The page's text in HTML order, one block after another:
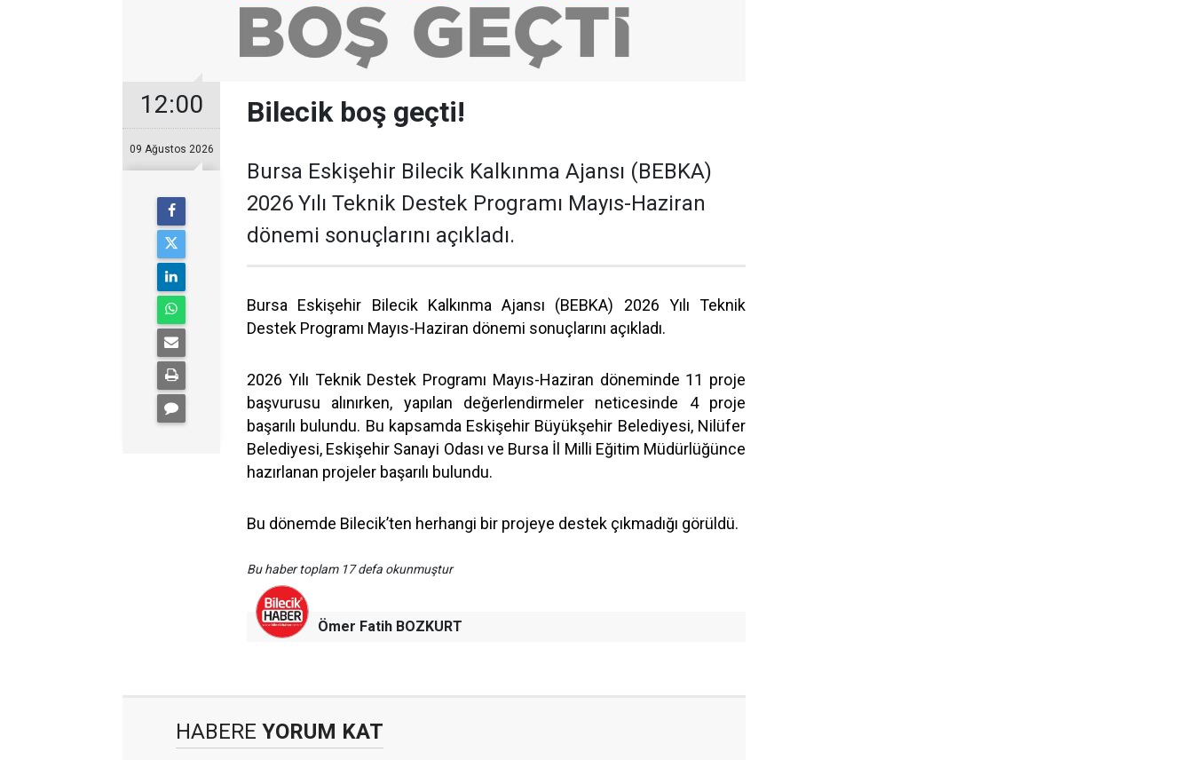
12:00
09 Ağustos 2026
Bilecik boş geçti!
Bursa Eskişehir Bilecik Kalkınma Ajansı (BEBKA)
2026 Yılı Teknik Destek Programı Mayıs-Haziran
dönemi sonuçlarını açıkladı.
Bursa Eskişehir Bilecik Kalkınma Ajansı (BEBKA) 2026 Yılı Teknik
Destek Programı Mayıs-Haziran dönemi sonuçlarını açıkladı.
2026 Yılı Teknik Destek Programı Mayıs-Haziran döneminde 11 proje
başvurusu alınırken, yapılan değerlendirmeler neticesinde 4 proje
başarılı bulundu. Bu kapsamda Eskişehir Büyükşehir Belediyesi, Nilüfer
Belediyesi, Eskişehir Sanayi Odası ve Bursa İl Milli Eğitim Müdürlüğünce
hazırlanan projeler başarılı bulundu.
Bu dönemde Bilecik’ten herhangi bir projeye destek çıkmadığı görüldü.
Bu haber toplam 17 defa okunmuştur
Ömer Fatih BOZKURT
HABERE YORUM KAT